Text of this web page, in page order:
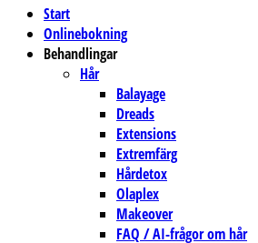
WEBBPLATSSÖKNING
Start
Onlinebokning
Behandlingar
Hår
Balayage
Dreads
Extensions
Extremfärg
Hårdetox
Olaplex
Makeover
FAQ / AI-frågor om hår